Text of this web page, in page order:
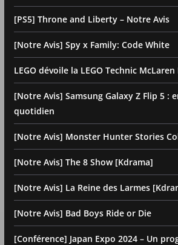
[PS5] Throne and Liberty – Notre Avis
[Notre Avis] Spy x Family: Code White
LEGO dévoile la LEGO Technic McLaren
[Notre Avis] Samsung Galaxy Z Flip 5 :
quotidien
[Notre Avis] Monster Hunter Stories
[Notre Avis] The 8 Show [Kdrama]
[Notre Avis] La Reine des Larmes
[Notre Avis] Bad Boys Ride or Die
[Conférence] Japan Expo 2024 – Un